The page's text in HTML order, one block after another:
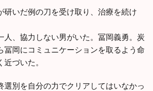
研いだ例の刀を受け取り、治療を続け
人、協力しない男がいた。冨岡義勇。炭
冨岡にコミュニケーションを取るよう命
づいた。
選別を自分の力でクリアしてはいなかっ